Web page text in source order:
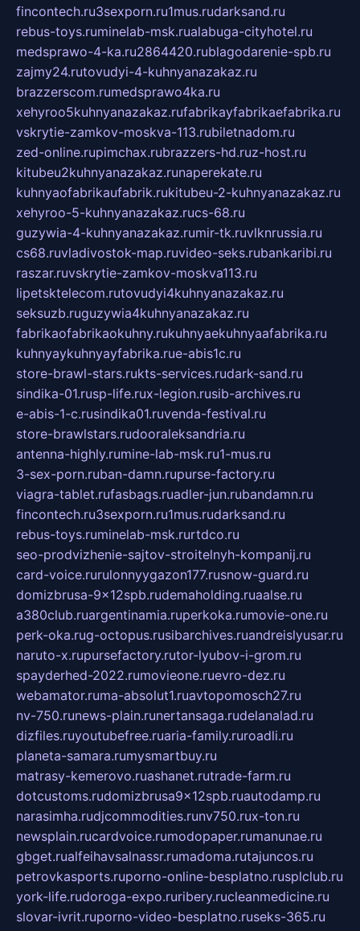
fincontech.ru3sexporn.ru1mus.rudarksand.ru
rebus-toys.ruminelab-msk.rualabuga-cityhotel.ru
medsprawo-4-ka.ru2864420.rublagodarenie-spb.ru
zajmy24.rutovudyi-4-kuhnyanazakaz.ru
brazzerscom.rumedsprawo4ka.ru
xehyroo5kuhnyanazakaz.rufabrikayfabrikaefabrika.ru
vskrytie-zamkov-moskva-113.rubiletnadom.ru
zed-online.rupimchax.rubrazzers-hd.ruz-host.ru
kitubeu2kuhnyanazakaz.runaperekate.ru
kuhnyaofabrikaufabrik.rukitubeu-2-kuhnyanazakaz.ru
xehyroo-5-kuhnyanazakaz.rucs-68.ru
guzywia-4-kuhnyanazakaz.rumir-tk.ruvlknrussia.ru
cs68.ruvladivostok-map.ruvideo-seks.rubankaribi.ru
raszar.ruvskrytie-zamkov-moskva113.ru
lipetsktelecom.rutovudyi4kuhnyanazakaz.ru
seksuzb.ruguzywia4kuhnyanazakaz.ru
fabrikaofabrikaokuhny.rukuhnyaekuhnyaafabrika.ru
kuhnyaykuhnyayfabrika.rue-abis1c.ru
store-brawl-stars.rukts-services.rudark-sand.ru
sindika-01.rusp-life.rux-legion.rusib-archives.ru
e-abis-1-c.rusindika01.ruvenda-festival.ru
store-brawlstars.rudooraleksandria.ru
antenna-highly.rumine-lab-msk.ru1-mus.ru
3-sex-porn.ruban-damn.rupurse-factory.ru
viagra-tablet.rufasbags.ruadler-jun.rubandamn.ru
fincontech.ru3sexporn.ru1mus.rudarksand.ru
rebus-toys.ruminelab-msk.rurtdco.ru
seo-prodvizhenie-sajtov-stroitelnyh-kompanij.ru
card-voice.rurulonnyygazon177.rusnow-guard.ru
domizbrusa-9x12spb.rudemaholding.ruaalse.ru
a380club.ruargentinamia.ruperkoka.rumovie-one.ru
perk-oka.rug-octopus.rusibarchives.ruandreislyusar.ru
naruto-x.rupursefactory.rutor-lyubov-i-grom.ru
spayderhed-2022.rumovieone.ruevro-dez.ru
webamator.ruma-absolut1.ruavtopomosch27.ru
nv-750.runews-plain.runertansaga.rudelanalad.ru
dizfiles.ruyoutubefree.ruaria-family.ruroadli.ru
planeta-samara.rumysmartbuy.ru
matrasy-kemerovo.ruashanet.rutrade-farm.ru
dotcustoms.rudomizbrusa9x12spb.ruautodamp.ru
narasimha.rudjcommodities.runv750.rux-ton.ru
newsplain.rucardvoice.rumodopaper.rumanunae.ru
gbget.rualfeihavsalnassr.rumadoma.rutajuncos.ru
petrovkasports.ruporno-online-besplatno.rusplclub.ru
york-life.rudoroga-expo.ruribery.rucleanmedicine.ru
slovar-ivrit.ruporno-video-besplatno.ruseks-365.ru